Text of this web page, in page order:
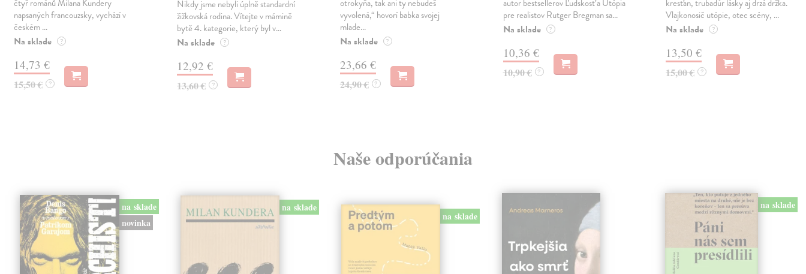
čtyř románů Milana Kundery
napsaných francouzsky, vychází v
českém ...
Na sklade ?
14,73 €
15,50 € ?
Nikdy jsme nebyli úplně standardní
žižkovská rodina. Vítejte v mámině
bytě 4. kategorie, který byl v...
Na sklade ?
12,92 €
13,60 € ?
otrokyňa, tak ani ty nebudeš
vyvolená,“ hovorí babka svojej
mlade...
Na sklade ?
23,66 €
24,90 € ?
autor bestsellerov Ľudskosť a Utópia
pre realistov Rutger Bregman sa...
Na sklade ?
10,36 €
10,90 € ?
kresťan, trubadúr lásky aj drzá držka.
Vlajkonosič utópie, otec scény, ...
Na sklade ?
13,50 €
15,00 € ?
Naše odporúčania
na sklade
novinka
na sklade
na sklade
na sklade